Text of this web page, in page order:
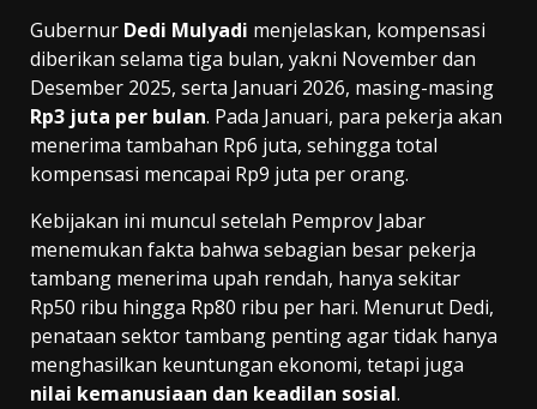
Gubernur Dedi Mulyadi menjelaskan, kompensasi
diberikan selama tiga bulan, yakni November dan
Desember 2025, serta Januari 2026, masing-masing
Rp3 juta per bulan. Pada Januari, para pekerja akan
menerima tambahan Rp6 juta, sehingga total
kompensasi mencapai Rp9 juta per orang.
Kebijakan ini muncul setelah Pemprov Jabar
menemukan fakta bahwa sebagian besar pekerja
tambang menerima upah rendah, hanya sekitar
Rp50 ribu hingga Rp80 ribu per hari. Menurut Dedi,
penataan sektor tambang penting agar tidak hanya
menghasilkan keuntungan ekonomi, tetapi juga
nilai kemanusiaan dan keadilan sosial.